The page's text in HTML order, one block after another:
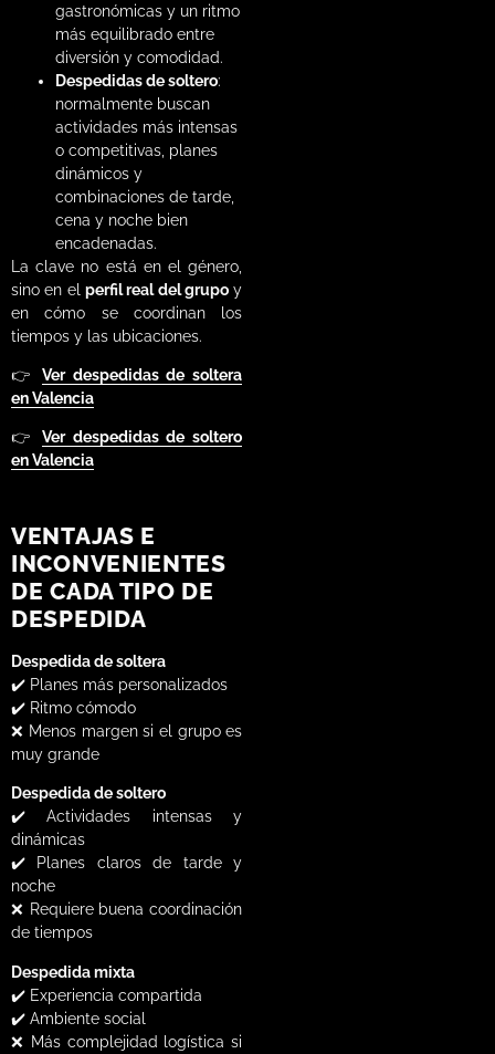
gastronómicas y un ritmo
más equilibrado entre
diversión y comodidad.
Despedidas de soltero:
normalmente buscan
actividades más intensas
o competitivas, planes
dinámicos y
combinaciones de tarde,
cena y noche bien
encadenadas.
La clave no está en el género,
sino en el perfil real del grupoy
en cómo se coordinan los
tiempos y las ubicaciones.
👉Ver despedidas de soltera
en Valencia
👉Ver despedidas de soltero
en Valencia
VENTAJAS E
INCONVENIENTES
DE CADA TIPO DE
DESPEDIDA
Despedida de soltera
✔️ Planes más personalizados
✔️ Ritmo cómodo
❌ Menos margen si el grupo es
muy grande
Despedida de soltero
✔️ Actividades intensas y
dinámicas
✔️ Planes claros de tarde y
noche
❌ Requiere buena coordinación
de tiempos
Despedida mixta
✔️ Experiencia compartida
✔️ Ambiente social
❌ Más complejidad logística si